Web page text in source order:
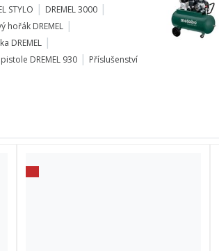
STYLO
DREMEL 3000
hořák DREMEL
DREMEL
DREMEL 930
Příslušenství